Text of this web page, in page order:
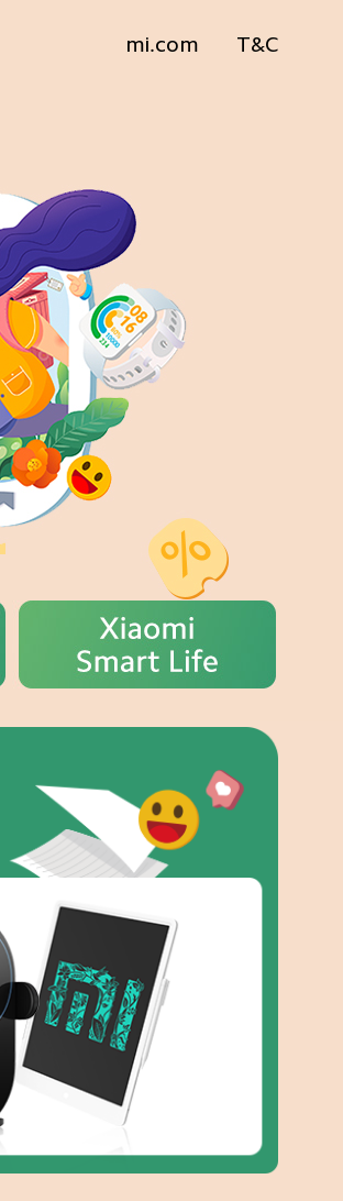
mi.com T&C